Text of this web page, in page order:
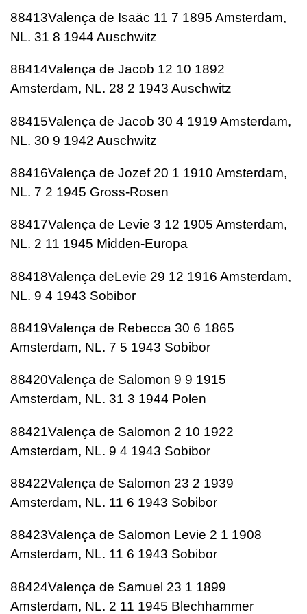
88413Valença de Isaäc 11 7 1895 Amsterdam,
NL. 31 8 1944 Auschwitz
88414Valença de Jacob 12 10 1892
Amsterdam, NL. 28 2 1943 Auschwitz
88415Valença de Jacob 30 4 1919 Amsterdam,
NL. 30 9 1942 Auschwitz
88416Valença de Jozef 20 1 1910 Amsterdam,
NL. 7 2 1945 Gross-Rosen
88417Valença de Levie 3 12 1905 Amsterdam,
NL. 2 11 1945 Midden-Europa
88418Valença deLevie 29 12 1916 Amsterdam,
NL. 9 4 1943 Sobibor
88419Valença de Rebecca 30 6 1865
Amsterdam, NL. 7 5 1943 Sobibor
88420Valença de Salomon 9 9 1915
Amsterdam, NL. 31 3 1944 Polen
88421Valença de Salomon 2 10 1922
Amsterdam, NL. 9 4 1943 Sobibor
88422Valença de Salomon 23 2 1939
Amsterdam, NL. 11 6 1943 Sobibor
88423Valença de Salomon Levie 2 1 1908
Amsterdam, NL. 11 6 1943 Sobibor
88424Valença de Samuel 23 1 1899
Amsterdam, NL. 2 11 1945 Blechhammer